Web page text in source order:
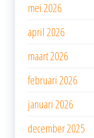
mei 2026
april 2026
maart 2026
februari 2026
januari 2026
december 2025